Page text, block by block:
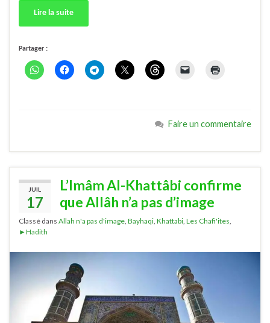
Lire la suite
Partager :
Faire un commentaire
JUIL
17
L’Imâm Al-Khattâbi confirme
que Allâh n’a pas d’image
Classé dans Allah n'a pas d'image Bayhaqi Khattabi Les Chafi'ites
►Hadith